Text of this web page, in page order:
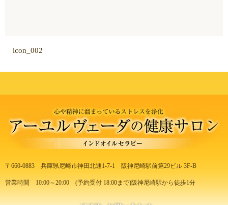
icon_002
〒660-0883 兵庫県尼崎市神田北通1-7-1 阪神尼崎駅前第29ビル 3F-B
営業時間 10:00～20:00 (予約受付 18:00まで)阪神尼崎駅から徒歩1分